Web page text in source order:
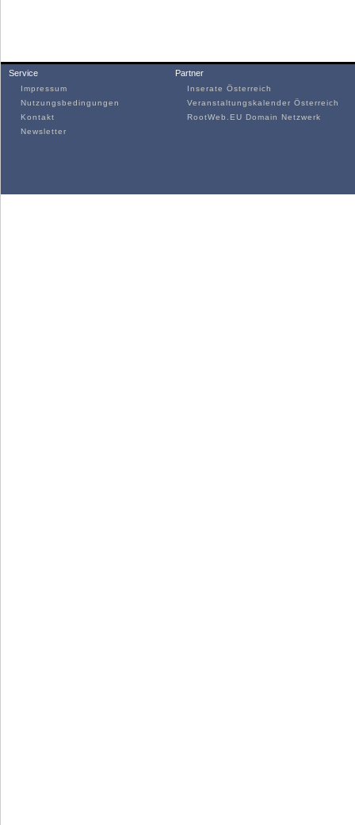
Service
Impressum
Nutzungsbedingungen
Kontakt
Newsletter
Partner
Inserate Österreich
Veranstaltungskalender Österreich
RootWeb.EU Domain Netzwerk